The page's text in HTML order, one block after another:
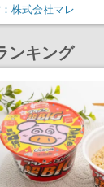
株式会社マレ
ンキング